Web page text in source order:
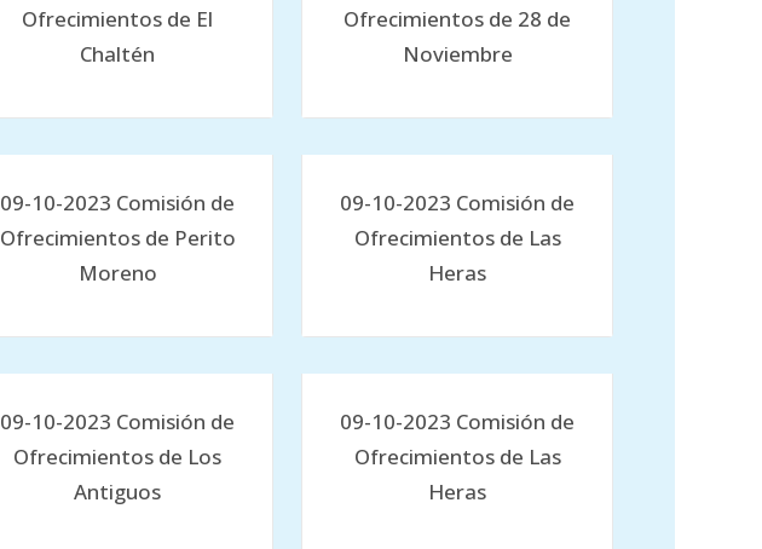
Ofrecimientos de El
Chaltén
Ofrecimientos de 28 de
Noviembre
09-10-2023 Comisión de
Ofrecimientos de Perito
Moreno
09-10-2023 Comisión de
Ofrecimientos de Las
Heras
09-10-2023 Comisión de
Ofrecimientos de Los
Antiguos
09-10-2023 Comisión de
Ofrecimientos de Las
Heras